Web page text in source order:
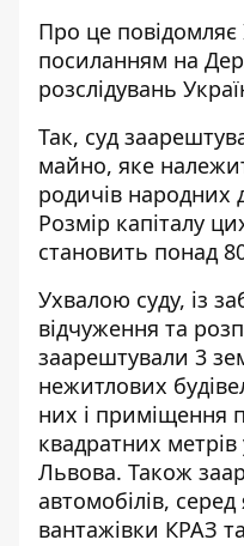
Про це повідомляє
посиланням на
розслідувань
Так, суд
майно, яке
родичів народних
Розмір капіталу
становить понад
Ухвалою суду, із
відчуження та
заарештували 3
нежитлових
них і
квадратних
Львова. Також
автомобілів, серед
вантажівки КРАЗ